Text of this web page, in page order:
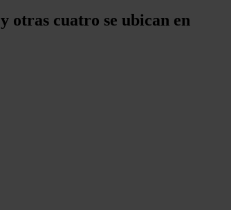
otras cuatro se ubican en